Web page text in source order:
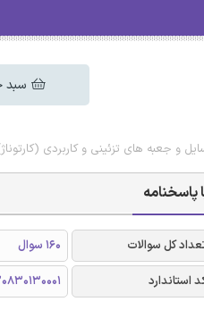
سبد
و جعبه های تزئینی و کاربردی
پاسخنامه
کل سوالات
160 سوال
استاندارد